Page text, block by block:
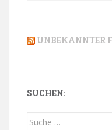
UNBEKANNTER
SUCHEN:
Suche